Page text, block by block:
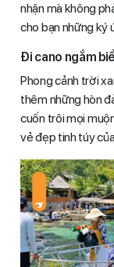
nhận mà không
cho bạn những ký
Đi cano ngắm
Phong cảnh trời
thêm những hòn
cuốn trôi mọi
vẻ đẹp tinh túy